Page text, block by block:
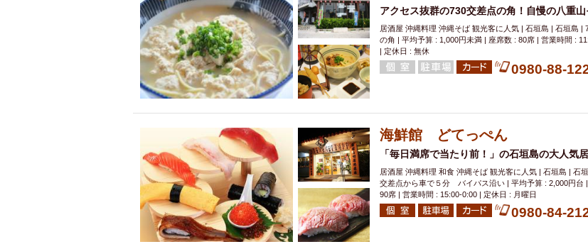
アクセス抜群の730交差点の角！自慢の八重
居酒屋 沖縄料理 沖縄そば 観光客に人気 | 石垣島 | 石垣島 |
の角 | 平均予算 : 1,000円未満 | 座席数 : 80席 | 営業時間 :
| 定休日 : 無休
0980-88-
海鮮館 どてっぺん
「毎日満席で当たり前！」の石垣島の大人気
居酒屋 沖縄料理 和食 沖縄そば 観光客に人気 | 石垣島 | 石
交差点から車で５分 バイパス沿い | 平均予算 : 2,000円台
90席 | 営業時間 : 15:00‐0:00 | 定休日 : 月曜日
0980-84-